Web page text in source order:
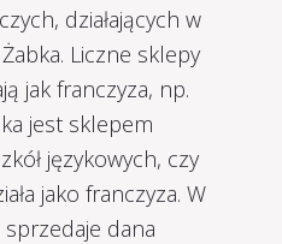
działających w
Liczne sklepy
jak franczyza, np.
jest sklepem
językowych, czy
jako franczyza. W
dana